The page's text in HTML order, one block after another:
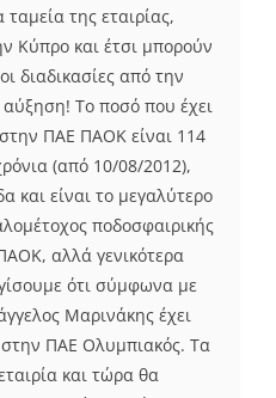
της εταιρίας,
Κύπρο και έτσι μπορούν
διαδικασίες από την
αύξηση! Το ποσό που έχει
ΠΑΕ ΠΑΟΚ είναι 114
(από 10/08/2012),
και είναι το μεγαλύτερο
ποδοσφαιρικής
αλλά γενικότερα
ότι σύμφωνα με
Μαρινάκης έχει
ΠΑΕ Ολυμπιακός. Τα
και τώρα θα